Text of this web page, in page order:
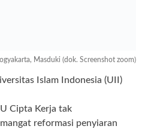
Masduki (dok. Screenshot zoom)
Islam Indonesia (UII)
Cipta Kerja tak
reformasi penyiaran